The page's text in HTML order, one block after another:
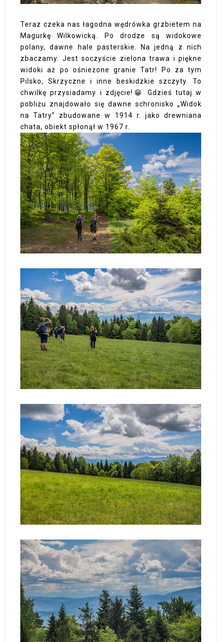
Teraz czeka nas łagodna wędrówka grzbietem na
Magurkę Wilkowicką. Po drodze są widokowe
polany, dawne hale pasterskie. Na jedną z nich
zbaczamy. Jest soczyście zielona trawa i piękne
widoki aż po ośnieżone granie Tatr! Po za tym
Pilsko, Skrzyczne i inne beskidzkie szczyty. To
chwilkę przysiadamy i zdjęcie!😁 Gdzieś tutaj w
pobliżu znajdowało się dawne schronisko „Widok
na Tatry” zbudowane w 1914 r. jako drewniana
chata, obiekt spłonął w 1967 r.